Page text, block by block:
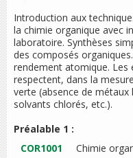
Introduction aux
la chimie organique avec
laboratoire. Synthèses
des composés
rendement atomique. Les
respectent, dans la
verte (absence de
solvants chlorés, etc.).
Préalable 1 :
COR1001
Chimie